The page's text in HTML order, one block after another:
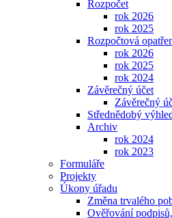
Rozpočet
rok 2026
rok 2025
Rozpočtová
rok 2026
rok 2025
rok 2024
Závěrečný účet
Závěrečný
Střednědobý
Archiv
rok 2024
rok 2023
Formuláře
Projekty
Úkony úřadu
Změna trvalého
Ověřování